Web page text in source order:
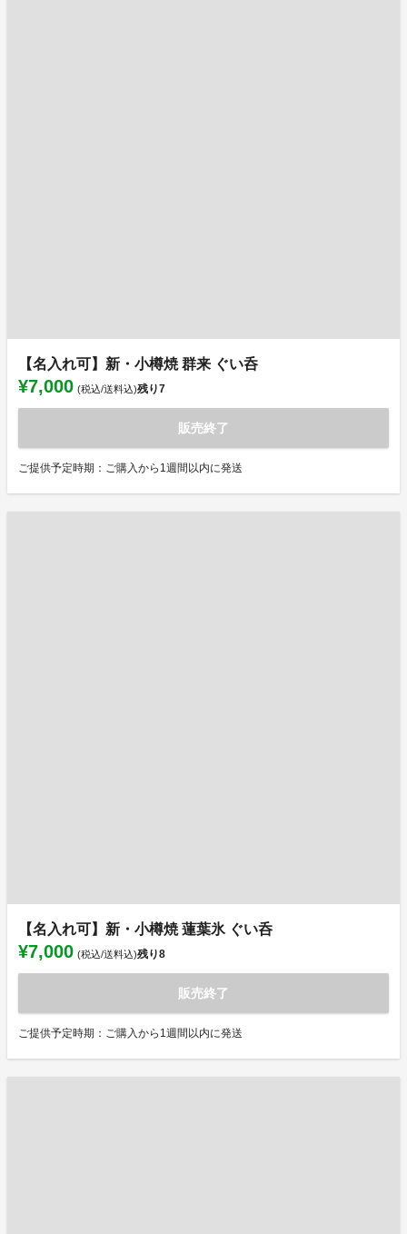
【名入れ可】新・小樽焼 群来 ぐい呑
¥7,000 (税込/送料込)残り7
販売終了
ご提供予定時期：ご購入から1週間以内に発送
【名入れ可】新・小樽焼 蓮葉氷 ぐい呑
¥7,000 (税込/送料込)残り8
販売終了
ご提供予定時期：ご購入から1週間以内に発送